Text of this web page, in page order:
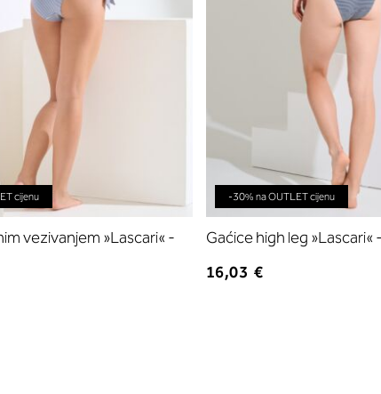
cijenu
vezivanjem »Lascari« -
-30% na OUTLET cijenu
Gaćice high leg »Lascari«
16,03 €